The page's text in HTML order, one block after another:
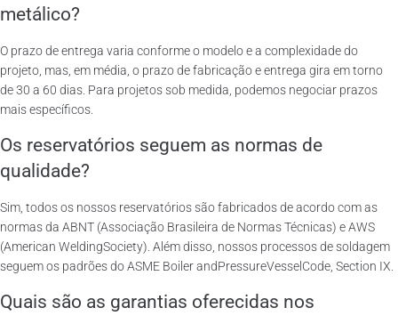
metálico?
O prazo de entrega varia conforme o modelo e a complexidade do
projeto, mas, em média, o prazo de fabricação e entrega gira em torno
de 30 a 60 dias. Para projetos sob medida, podemos negociar prazos
mais específicos.
Os reservatórios seguem as normas de
qualidade?
Sim, todos os nossos reservatórios são fabricados de acordo com as
normas da ABNT (Associação Brasileira de Normas Técnicas) e AWS
(American WeldingSociety). Além disso, nossos processos de soldagem
seguem os padrões do ASME Boiler andPressureVesselCode, Section IX.
Quais são as garantias oferecidas nos